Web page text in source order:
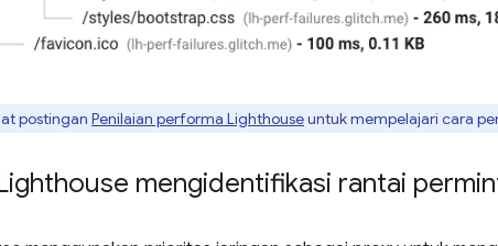
postingan Penilaian performa Lighthouseuntuk mempelajari cara
mengidentifikasi rantai